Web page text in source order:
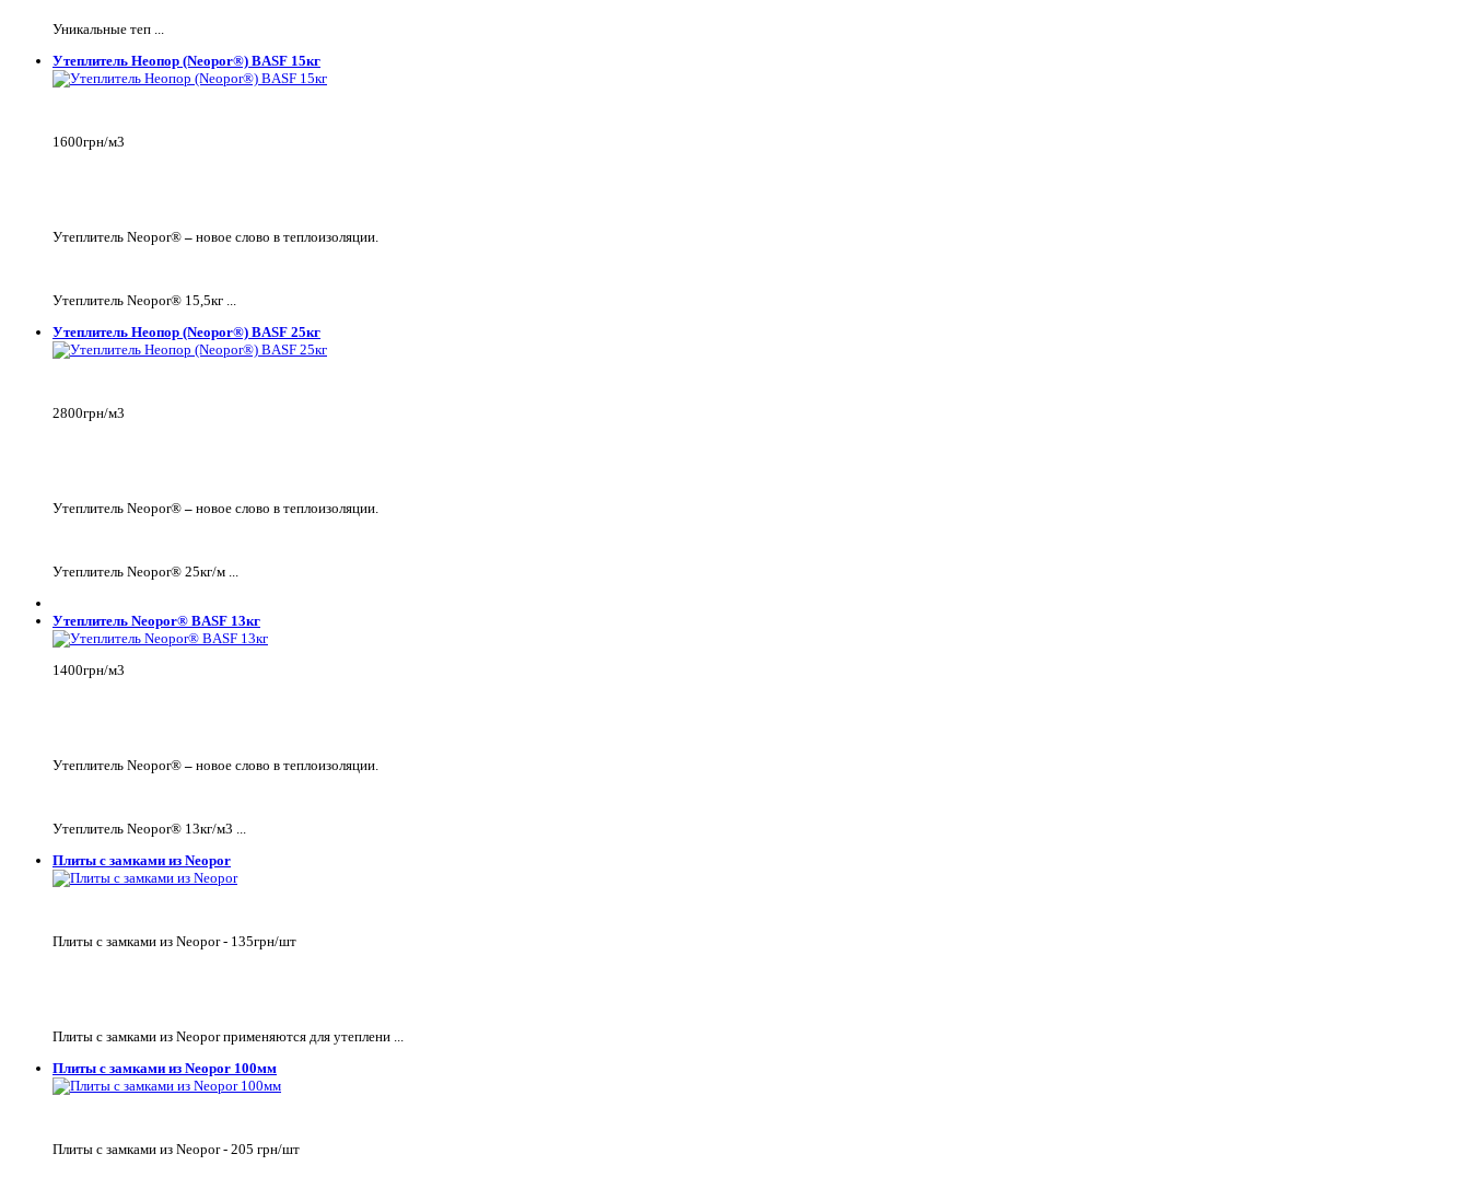
Уникальные теп ...
Утеплитель Неопор (Neopor®) BASF 15кг
1600грн/м3
Утеплитель Neopor® – новое слово в теплоизоляции.
Утеплитель Neopor® 15,5кг ...
Утеплитель Неопор (Neopor®) BASF 25кг
2800грн/м3
Утеплитель Neopor® – новое слово в теплоизоляции.
Утеплитель Neopor® 25кг/м ...
Утеплитель Neopor® BASF 13кг
1400грн/м3
Утеплитель Neopor® – новое слово в теплоизоляции.
Утеплитель Neopor® 13кг/м3 ...
Плиты с замками из Neopor
Плиты с замками из Neopor - 135грн/шт
Плиты с замками из Neopor применяются для утеплени ...
Плиты с замками из Neopor 100мм
Плиты с замками из Neopor - 205 грн/шт